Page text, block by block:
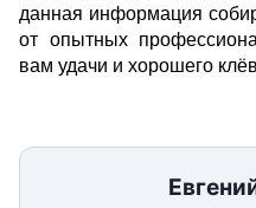
данная информация
от опытных
вам удачи и хорошего